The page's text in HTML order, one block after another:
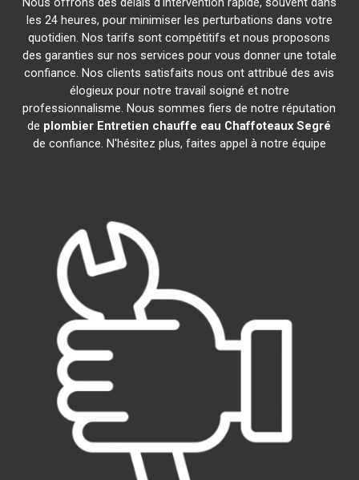
les 24 heures, pour minimiser les perturbations dans votre
quotidien. Nos tarifs sont compétitifs et nous proposons
des garanties sur nos services pour vous donner une totale
confiance. Nos clients satisfaits nous ont attribué des avis
élogieux pour notre travail soigné et notre
professionnalisme. Nous sommes fiers de notre réputation
de plombier Entretien chauffe eau Chaffoteaux Segré
de confiance. N'hésitez plus, faites appel à notre équipe